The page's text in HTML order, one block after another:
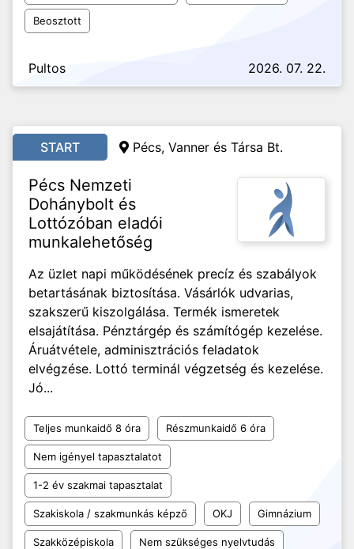
Beosztott
Pultos 2026. 07. 22.
START Pécs, Vanner és Társa Bt.
Pécs Nemzeti
Dohánybolt és
Lottózóban eladói
munkalehetőség
Az üzlet napi működésének precíz és szabályok
betartásának biztosítása. Vásárlók udvarias,
szakszerű kiszolgálása. Termék ismeretek
elsajátítása. Pénztárgép és számítógép kezelése.
Áruátvétele, adminisztrációs feladatok
elvégzése. Lottó terminál végzetség és kezelése.
Jó...
Teljes munkaidő 8 óra Részmunkaidő 6 óra
Nem igényel tapasztalatot
1-2 év szakmai tapasztalat
Szakiskola / szakmunkás képző OKJ Gimnázium
Szakközépiskola Nem szükséges nyelvtudás